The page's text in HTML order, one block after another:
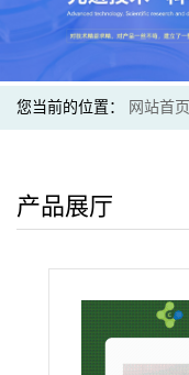
您当前的位置： 网站首页
产品展厅